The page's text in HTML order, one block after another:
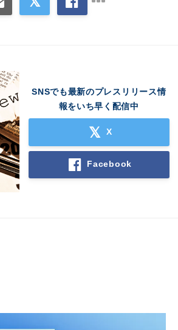
SNSでも最新のプレスリリース情
報をいち早く配信中
X
Facebook